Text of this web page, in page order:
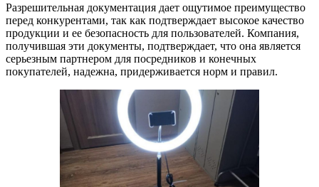
Разрешительная документация дает ощутимое преимущество
перед конкурентами, так как подтверждает высокое качество
продукции и ее безопасность для пользователей. Компания,
получившая эти документы, подтверждает, что она является
серьезным партнером для посредников и конечных
покупателей, надежна, придерживается норм и правил.